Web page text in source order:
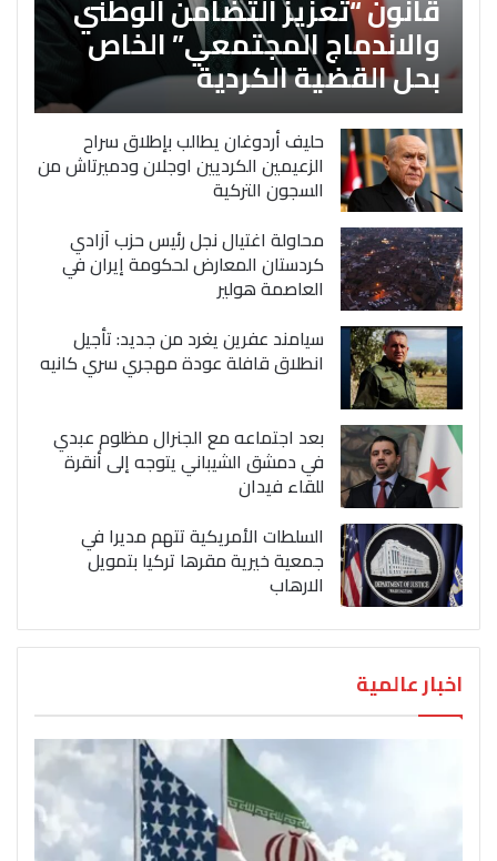
والاندماج المجتمعي” الخاص
بحل القضية الكردية
حليف أردوغان يطالب بإطلاق سراح
الزعيمين الكرديين اوجلان ودميرتاش من
السجون التركية
محاولة اغتيال نجل رئيس حزب آزادي
كردستان المعارض لحكومة إيران في
العاصمة هولير
سيامند عفرين يغرد من جديد: تأجيل
انطلاق قافلة عودة مهجري سري كانيه
بعد اجتماعه مع الجنرال مظلوم عبدي
في دمشق الشيباني يتوجه إلى أنقرة
للقاء فيدان
السلطات الأمريكية تتهم مديرا في
جمعية خيرية مقرها تركيا بتمويل
الارهاب
اخبار عالمية